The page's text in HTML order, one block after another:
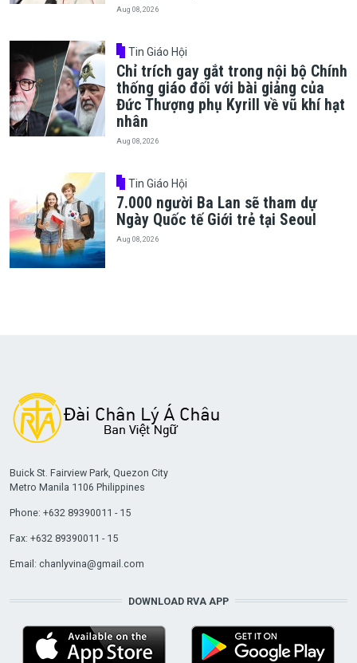
Aug 08, 2026
Tin Giáo Hội
Chỉ trích gay gắt trong nội bộ Chính
thống giáo đối với bài giảng của
Đức Thượng phụ Kyrill về vũ khí hạt
nhân
Aug 08, 2026
Tin Giáo Hội
7.000 người Ba Lan sẽ tham dự
Ngày Quốc tế Giới trẻ tại Seoul
Aug 08, 2026
Buick St. Fairview Park, Quezon City
Metro Manila 1106 Philippines
Phone: +632 89390011 - 15
Fax: +632 89390011 - 15
Email: chanlyvina@gmail.com
DOWNLOAD RVA APP